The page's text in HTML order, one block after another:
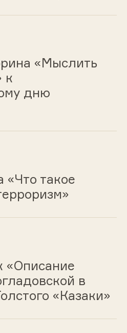
«Мыслить
к
дню
«Что такое
«Описание
в
«Казаки»